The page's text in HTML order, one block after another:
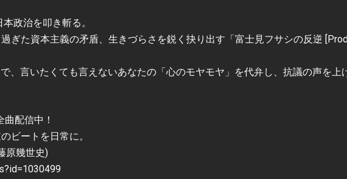
政治を叩き斬る。
ぎた資本主義の矛盾、生きづらさを鋭く抉り出す「富士見フサシの反逆
、言いたくても言えないあなたの「心のモヤモヤ」を代弁し、抗議の声を上
配信中！
ビートを日常に。
原幾世史)